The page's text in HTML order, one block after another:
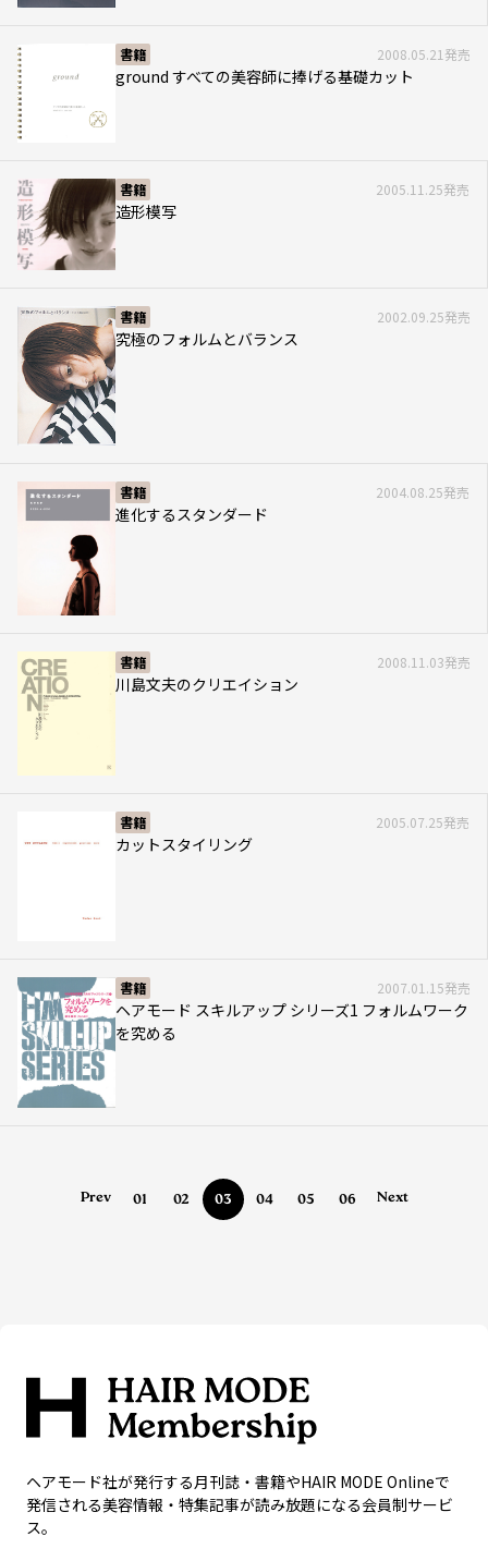
書籍 2008.05.21発売
ground すべての美容師に捧げる基礎カット
書籍 2005.11.25発売
造形模写
書籍 2002.09.25発売
究極のフォルムとバランス
書籍 2004.08.25発売
進化するスタンダード
書籍 2008.11.03発売
川島文夫のクリエイション
書籍 2005.07.25発売
カットスタイリング
書籍 2007.01.15発売
ヘアモード スキルアップ シリーズ1 フォルムワーク
を究める
Prev 01 02 03 04 05 06 Next
ヘアモード社が発行する月刊誌・書籍やHAIR MODE Onlineで
発信される美容情報・特集記事が読み放題になる会員制サービ
ス。